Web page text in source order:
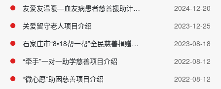
友爱友温暖—血友病患者慈善援助计划项目介绍
2024-12-20
关爱留守老人项目介绍
2023-12-25
石家庄市“8•18帮一帮”全民慈善捐赠日项目介绍
2023-08-18
“牵手”一对一助学慈善项目介绍
2022-08-12
“微心愿”助困慈善项目介绍
2022-08-12